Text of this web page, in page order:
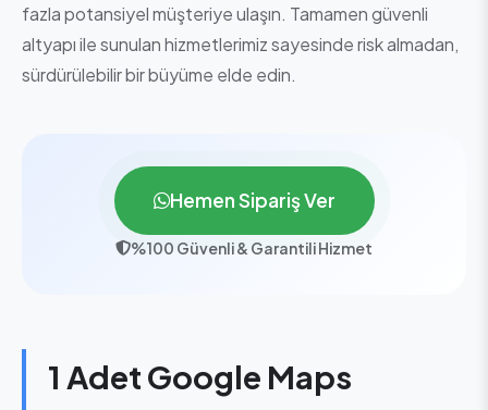
fazla potansiyel müşteriye ulaşın. Tamamen güvenli
altyapı ile sunulan hizmetlerimiz sayesinde risk almadan,
sürdürülebilir bir büyüme elde edin.
Hemen Sipariş Ver
%100 Güvenli & Garantili Hizmet
1 Adet Google Maps